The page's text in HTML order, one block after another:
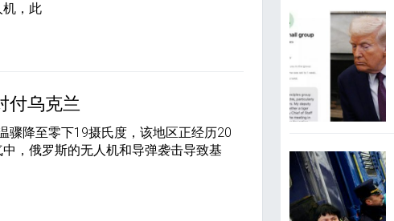
机，此
付乌克兰
骤降至零下19摄氏度，该地区正经历20
，俄罗斯的无人机和导弹袭击导致基